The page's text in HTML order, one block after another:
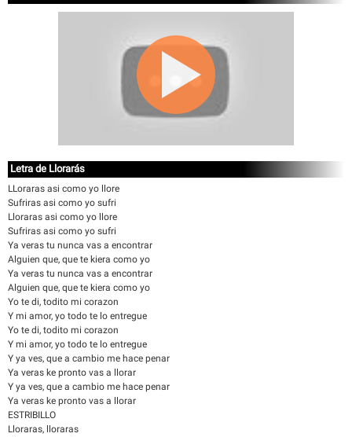
Letra de Llorarás
LLoraras asi como yo llore
Sufriras asi como yo sufri
Lloraras asi como yo llore
Sufriras asi como yo sufri
Ya veras tu nunca vas a encontrar
Alguien que, que te kiera como yo
Ya veras tu nunca vas a encontrar
Alguien que, que te kiera como yo
Yo te di, todito mi corazon
Y mi amor, yo todo te lo entregue
Yo te di, todito mi corazon
Y mi amor, yo todo te lo entregue
Y ya ves, que a cambio me hace penar
Ya veras ke pronto vas a llorar
Y ya ves, que a cambio me hace penar
Ya veras ke pronto vas a llorar
ESTRIBILLO
Lloraras, lloraras